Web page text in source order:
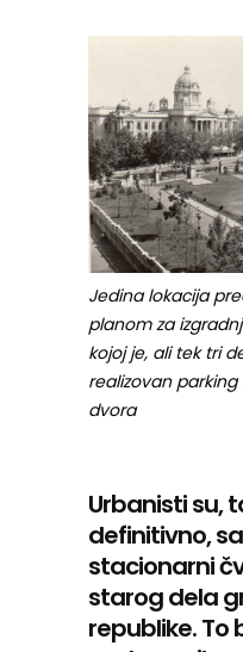
Jedina lokacija
planom za
kojoj je, ali tek tri
realizovan
dvora
Urbanisti su,
definitivno,
stacionarni
starog dela
republike. To